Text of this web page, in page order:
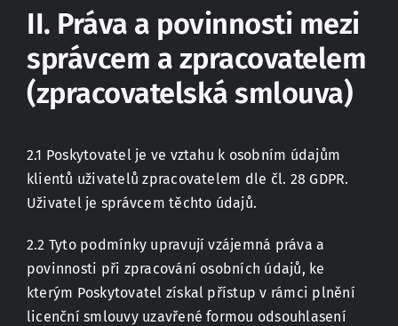
II. Práva a povinnosti mezi
správcem a zpracovatelem
(zpracovatelská smlouva)
2.1 Poskytovatel je ve vztahu k osobním údajům
klientů uživatelů zpracovatelem dle čl. 28 GDPR.
Uživatel je správcem těchto údajů.
2.2 Tyto podmínky upravují vzájemná práva a
povinnosti při zpracování osobních údajů, ke
kterým Poskytovatel získal přístup v rámci plnění
licenční smlouvy uzavřené formou odsouhlasení